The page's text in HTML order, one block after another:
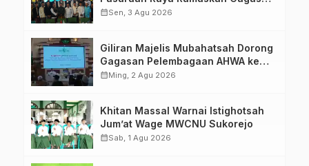
Transformasi Gerakan NU Menuju
calendar_monthSen, 3 Agu 2026
Giliran Majelis Mubahatsah Dorong
Gagasan Pelembagaan AHWA ke
Forum Muktamar Mendatang
calendar_monthMing, 2 Agu 2026
Khitan Massal Warnai Istighotsah
Jum’at Wage MWCNU Sukorejo
calendar_monthSab, 1 Agu 2026